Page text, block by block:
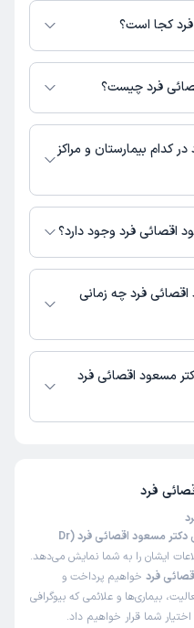
کجا است؟
مطب فعال دارند. آدرس مطب‌های دکتر مسعود
فرد چیست؟
کدام بیمارستان و مراکز
فرد در مراکز درمانی در
اقصائی فرد وجود دارد؟
توسط دکتر مسعود اقصائی فرد
لطفاً با مطب تماس بگیرید.
اقصائی فرد چه زمانی
مطب مشخص می‌شود.
مسعود اقصائی فرد
فرد
این صفحه مثل سایت نوبت‌دهی اینترنتی دکتر مسعود اقصائی فرد (Dr
ایشان را به شما نمایش می‌دهد.
فرد خواهیم پرداخت و
بیماری‌ها و علائمی که بیوگرافی
شما قرار خواهیم داد.